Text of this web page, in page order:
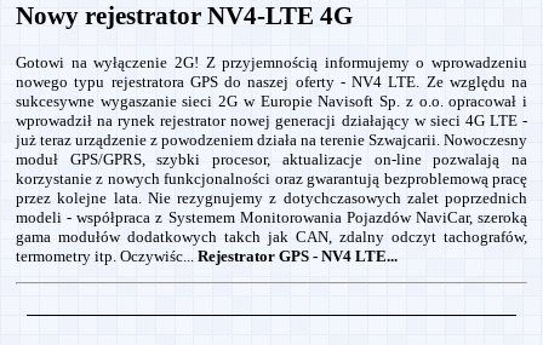
Nowy rejestrator NV4-LTE 4G
Gotowi na wyłączenie 2G! Z przyjemnością informujemy o wprowadzeniu
nowego typu rejestratora GPS do naszej oferty - NV4 LTE. Ze względu na
sukcesywne wygaszanie sieci 2G w Europie Navisoft Sp. z o.o. opracował i
wprowadził na rynek rejestrator nowej generacji działający w sieci 4G LTE -
już teraz urządzenie z powodzeniem działa na terenie Szwajcarii. Nowoczesny
moduł GPS/GPRS, szybki procesor, aktualizacje on-line pozwalają na
korzystanie z nowych funkcjonalności oraz gwarantują bezproblemową pracę
przez kolejne lata. Nie rezygnujemy z dotychczasowych zalet poprzednich
modeli - współpraca z Systemem Monitorowania Pojazdów NaviCar, szeroką
gama modułów dodatkowych takch jak CAN, zdalny odczyt tachografów,
termometry itp. Oczywiśc... Rejestrator GPS - NV4 LTE...